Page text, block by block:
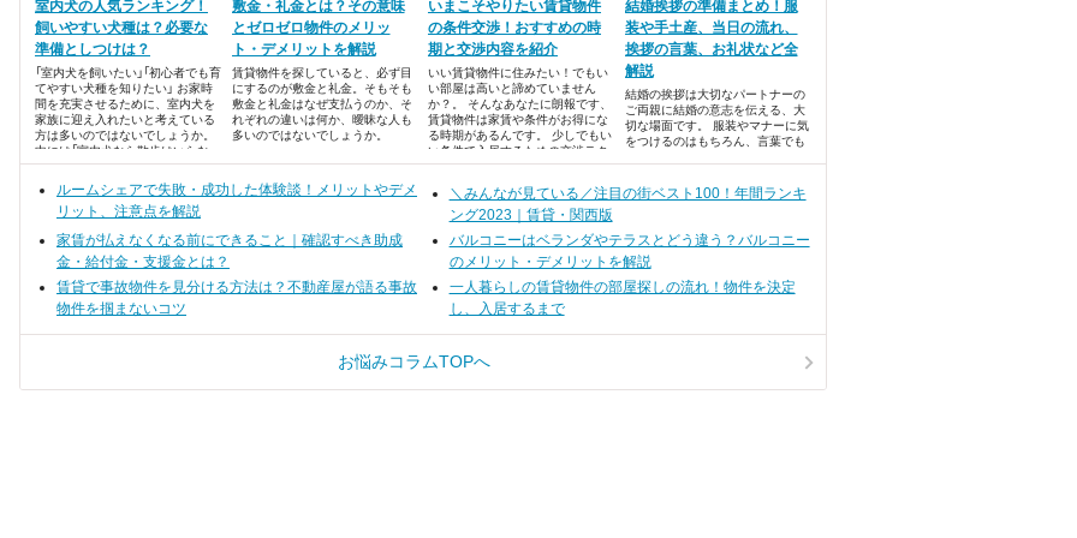
室内犬の人気ランキング！
飼いやすい犬種は？必要な
準備としつけは？
「室内犬を飼いたい」「初心者でも育
てやすい犬種を知りたい」 お家時
間を充実させるために、室内犬を
家族に迎え入れたいと考えている
方は多いのではないでしょうか。
中には「室内犬なら散歩はいらな
い」といった誤解もあるようです。
ここでは、室内犬を飼おうか迷っ
ている人に向けて、室内犬の人気
ランキングや室内犬を飼う時に必
介します。
敷金・礼金とは？その意味
とゼロゼロ物件のメリッ
ト・デメリットを解説
賃貸物件を探していると、必ず目
にするのが敷金と礼金。そもそも
敷金と礼金はなぜ支払うのか、そ
れぞれの違いは何か、曖昧な人も
多いのではないでしょうか。
いまこそやりたい賃貸物件
の条件交渉！おすすめの時
期と交渉内容を紹介
いい賃貸物件に住みたい！でもい
い部屋は高いと諦めていません
か？。 そんなあなたに朗報です、
賃貸物件は家賃や条件がお得にな
る時期があるんです。 少しでもい
い条件で入居するための交渉テク
ニックをご紹介いたします。 ・7
・家賃、時期、設備の条件交渉
結婚挨拶の準備まとめ！服
装や手土産、当日の流れ、
挨拶の言葉、お礼状など全
解説
結婚の挨拶は大切なパートナーの
ご両親に結婚の意志を伝える、大
切な場面です。 服装やマナーに気
をつけるのはもちろん、言葉でも
親に将来の伴侶を紹介する場合に
も、新しい家族としてあたたかく
す。
ルームシェアで失敗・成功した体験談！メリットやデメ
リット、注意点を解説
＼みんなが見ている／注目の街ベスト100！年間ランキ
ング2023｜賃貸・関西版
家賃が払えなくなる前にできること｜確認すべき助成
金・給付金・支援金とは？
バルコニーはベランダやテラスとどう違う？バルコニー
のメリット・デメリットを解説
賃貸で事故物件を見分ける方法は？不動産屋が語る事故
物件を掴まないコツ
一人暮らしの賃貸物件の部屋探しの流れ！物件を決定
し、入居するまで
お悩みコラムTOPへ